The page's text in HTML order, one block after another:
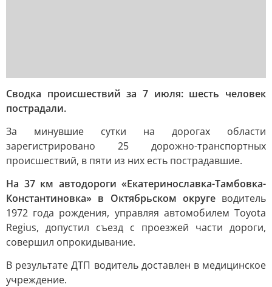
Сводка происшествий за 7 июля: шесть человек
пострадали.
За минувшие сутки на дорогах области
зарегистрировано 25 дорожно-транспортных
происшествий, в пяти из них есть пострадавшие.
На 37 км автодороги «Екатеринославка-Тамбовка-
Константиновка» в Октябрьском округе водитель
1972 года рождения, управляя автомобилем Toyota
Regius, допустил съезд с проезжей части дороги,
совершил опрокидывание.
В результате ДТП водитель доставлен в медицинское
учреждение.